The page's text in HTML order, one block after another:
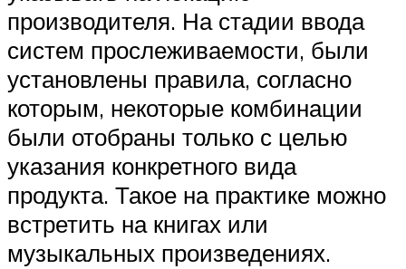
производителя. На стадии ввода
систем прослеживаемости, были
установлены правила, согласно
которым, некоторые комбинации
были отобраны только с целью
указания конкретного вида
продукта. Такое на практике можно
встретить на книгах или
музыкальных произведениях.